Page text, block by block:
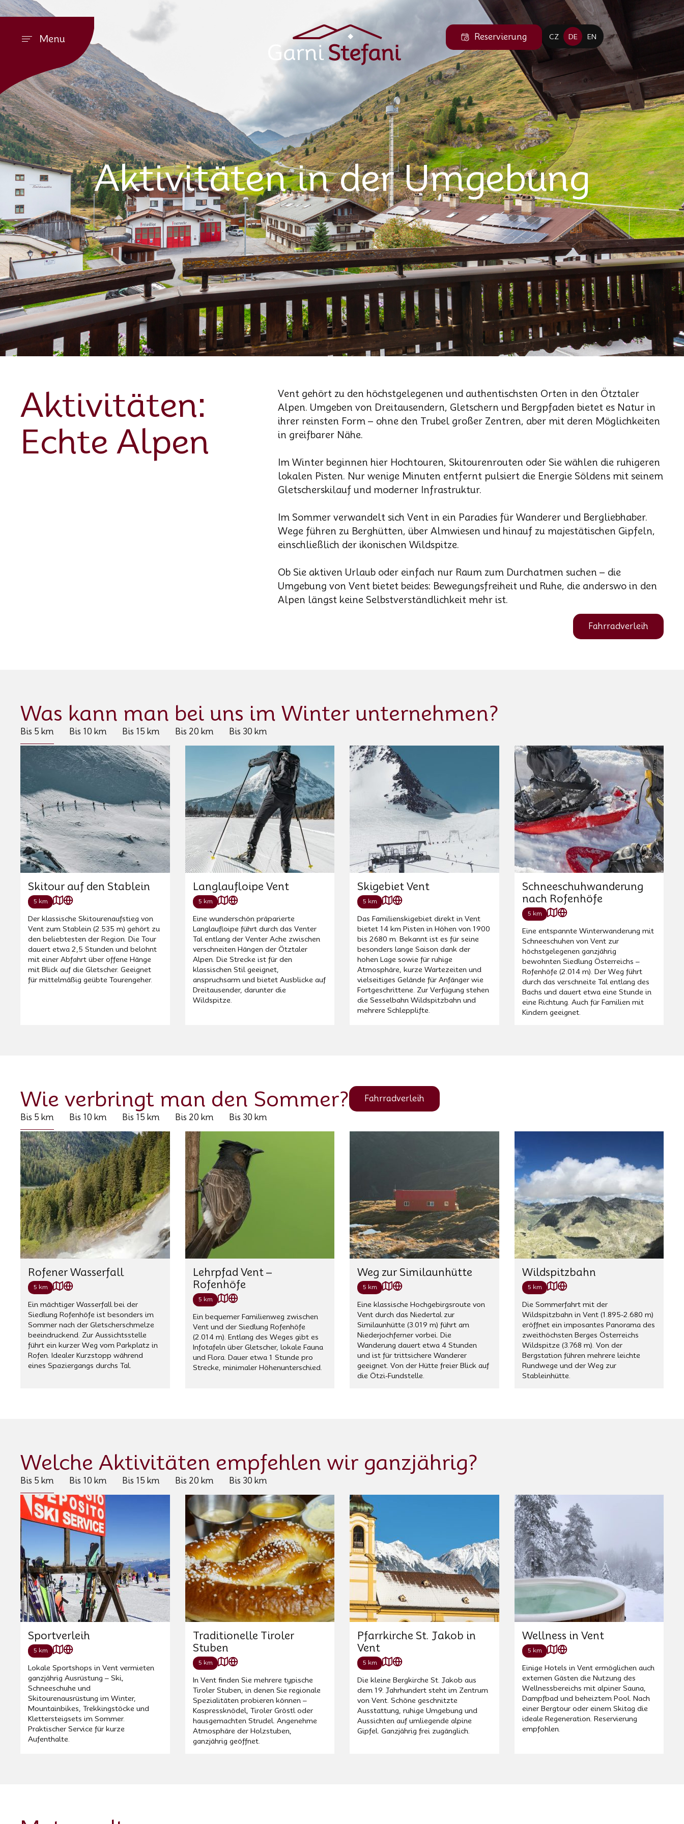
Menu Reservierung CZ DE EN
Aktivitäten in der Umgebung
Aktivitäten:
Echte Alpen
Vent gehört zu den höchstgelegenen und authentischsten Orten in den Ötztaler
Alpen. Umgeben von Dreitausendern, Gletschern und Bergpfaden bietet es Natur in
ihrer reinsten Form – ohne den Trubel großer Zentren, aber mit deren Möglichkeiten
in greifbarer Nähe.
Im Winter beginnen hier Hochtouren, Skitourenrouten oder Sie wählen die ruhigeren
lokalen Pisten. Nur wenige Minuten entfernt pulsiert die Energie Söldens mit seinem
Gletscherskilauf und moderner Infrastruktur.
Im Sommer verwandelt sich Vent in ein Paradies für Wanderer und Bergliebhaber.
Wege führen zu Berghütten, über Almwiesen und hinauf zu majestätischen Gipfeln,
einschließlich der ikonischen Wildspitze.
Ob Sie aktiven Urlaub oder einfach nur Raum zum Durchatmen suchen – die
Umgebung von Vent bietet beides: Bewegungsfreiheit und Ruhe, die anderswo in den
Alpen längst keine Selbstverständlichkeit mehr ist.
Fahrradverleih
Was kann man bei uns im Winter unternehmen?
Bis 5 km Bis 10 km Bis 15 km Bis 20 km Bis 30 km
Skitour auf den Stablein
5 km
Der klassische Skitourenaufstieg von
Vent zum Stablein (2.535 m) gehört zu
den beliebtesten der Region. Die Tour
dauert etwa 2,5 Stunden und belohnt
mit einer Abfahrt über offene Hänge
mit Blick auf die Gletscher. Geeignet
für mittelmäßig geübte Tourengeher.
Langlaufloipe Vent
5 km
Eine wunderschön präparierte
Langlaufloipe führt durch das Venter
Tal entlang der Venter Ache zwischen
verschneiten Hängen der Ötztaler
Alpen. Die Strecke ist für den
klassischen Stil geeignet,
anspruchsarm und bietet Ausblicke auf
Dreitausender, darunter die
Wildspitze.
Skigebiet Vent
5 km
Das Familienskigebiet direkt in Vent
bietet 14 km Pisten in Höhen von 1900
bis 2680 m. Bekannt ist es für seine
besonders lange Saison dank der
hohen Lage sowie für ruhige
Atmosphäre, kurze Wartezeiten und
vielseitiges Gelände für Anfänger wie
Fortgeschrittene. Zur Verfügung stehen
die Sesselbahn Wildspitzbahn und
mehrere Schlepplifte.
Schneeschuhwanderung
nach Rofenhöfe
5 km
Eine entspannte Winterwanderung mit
Schneeschuhen von Vent zur
höchstgelegenen ganzjährig
bewohnten Siedlung Österreichs –
Rofenhöfe (2.014 m). Der Weg führt
durch das verschneite Tal entlang des
Bachs und dauert etwa eine Stunde in
eine Richtung. Auch für Familien mit
Kindern geeignet.
Wie verbringt man den Sommer?
Fahrradverleih
Bis 5 km
Bis 10 km Bis 15 km Bis 20 km Bis 30 km
Rofener Wasserfall
5 km
Ein mächtiger Wasserfall bei der
Siedlung Rofenhöfe ist besonders im
Sommer nach der Gletscherschmelze
beeindruckend. Zur Aussichtsstelle
führt ein kurzer Weg vom Parkplatz in
Rofen. Idealer Kurzstopp während
eines Spaziergangs durchs Tal.
Lehrpfad Vent –
Rofenhöfe
5 km
Ein bequemer Familienweg zwischen
Vent und der Siedlung Rofenhöfe
(2.014 m). Entlang des Weges gibt es
Infotafeln über Gletscher, lokale Fauna
und Flora. Dauer etwa 1 Stunde pro
Strecke, minimaler Höhenunterschied.
Weg zur Similaunhütte
5 km
Eine klassische Hochgebirgsroute von
Vent durch das Niedertal zur
Similaunhütte (3.019 m) führt am
Niederjochferner vorbei. Die
Wanderung dauert etwa 4 Stunden
und ist für trittsichere Wanderer
geeignet. Von der Hütte freier Blick auf
die Ötzi-Fundstelle.
Wildspitzbahn
5 km
Die Sommerfahrt mit der
Wildspitzbahn in Vent (1.895-2.680 m)
eröffnet ein imposantes Panorama des
zweithöchsten Berges Österreichs
Wildspitze (3.768 m). Von der
Bergstation führen mehrere leichte
Rundwege und der Weg zur
Stableinhütte.
Welche Aktivitäten empfehlen wir ganzjährig?
Bis 5 km Bis 10 km Bis 15 km Bis 20 km Bis 30 km
Sportverleih
5 km
Lokale Sportshops in Vent vermieten
ganzjährig Ausrüstung – Ski,
Schneeschuhe und
Skitourenausrüstung im Winter,
Mountainbikes, Trekkingstöcke und
Klettersteigsets im Sommer.
Praktischer Service für kurze
Aufenthalte.
Traditionelle Tiroler
Stuben
5 km
In Vent finden Sie mehrere typische
Tiroler Stuben, in denen Sie regionale
Spezialitäten probieren können –
Kaspressknödel, Tiroler Gröstl oder
hausgemachten Strudel. Angenehme
Atmosphäre der Holzstuben,
ganzjährig geöffnet.
Pfarrkirche St. Jakob in
Vent
5 km
Die kleine Bergkirche St. Jakob aus
dem 19. Jahrhundert steht im Zentrum
von Vent. Schöne geschnitzte
Ausstattung, ruhige Umgebung und
Aussichten auf umliegende alpine
Gipfel. Ganzjährig frei zugänglich.
Wellness in Vent
5 km
Einige Hotels in Vent ermöglichen auch
externen Gästen die Nutzung des
Wellnessbereichs mit alpiner Sauna,
Dampfbad und beheiztem Pool. Nach
einer Bergtour oder einem Skitag die
ideale Regeneration. Reservierung
empfohlen.